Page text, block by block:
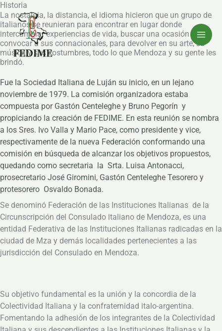
Ir
al
contenido
Historia
La nostalgia, la distancia, el idioma hicieron que un grupo de
italianos se reunieran para encontrar en lugar donde
intercambiar experiencias de vida, buscar una ocasión para
convocar a sus connacionales, para devolver en su arte, su
música y sus costumbres, todo lo que Mendoza y su gente les
brindó.
Fue la Sociedad Italiana de Luján su inicio, en un lejano
noviembre de 1979. La comisión organizadora estaba
compuesta por Gastón Centeleghe y Bruno Pegorín y
propiciando la creación de FEDIME. En esta reunión se nombra
a los Sres. Ivo Valla y Mario Pace, como presidente y vice,
respectivamente de la nueva Federación conformando una
comisión en búsqueda de alcanzar los objetivos propuestos,
quedando como secretaria la Srta. Luisa Antonacci,
prosecretario José Giromini, Gastón Centeleghe Tesorero y
protesorero Osvaldo Bonada.
Se denominó Federación de las Instituciones Italianas de la
Circunscripción del Consulado italiano de Mendoza, es una
entidad Federativa de las Instituciones Italianas radicadas en la
ciudad de Mza y demás localidades pertenecientes a las
jurisdicción del Consulado en Mendoza.
Su objetivo fundamental es la unión y la concordia de la
Colectividad Italiana y la confraternidad italo-argentina.
Fomentando la adhesión de los integrantes de la Colectividad